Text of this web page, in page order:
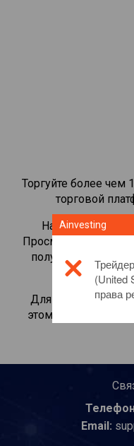
Торгуйте более чем
торговой
Начать
Просматривайте
получайте
Для получения
этом
Email:
Ainvesting
(United
права